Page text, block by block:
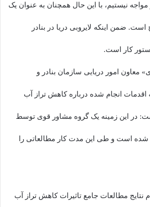
نیستیم، با این حال همچنان به عنوان یک
ضمن اینکه لایروبی دریا در بنادر
کار است.
معاون امور دریایی سازمان بنادر و
اقدمات انجام شده درباره کاهش تراز آب
در این زمینه یک گروه مشاور قوی توسط
شده است و طی این مدت کار مطالعاتی را
نتایج مطالعات جامع تاثیرات کاهش تراز آب